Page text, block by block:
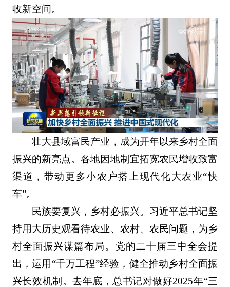
收新空间。
壮大县域富民产业，成为开年以来乡村全面
振兴的新亮点。各地因地制宜拓宽农民增收致富
渠道，带动更多小农户搭上现代化大农业“快
车”。
民族要复兴，乡村必振兴。习近平总书记坚
持用大历史观看待农业、农村、农民问题，为乡
村全面振兴谋篇布局。党的二十届三中全会提
出，运用“千万工程”经验，健全推动乡村全面振
兴长效机制。去年底，总书记对做好2025年“三